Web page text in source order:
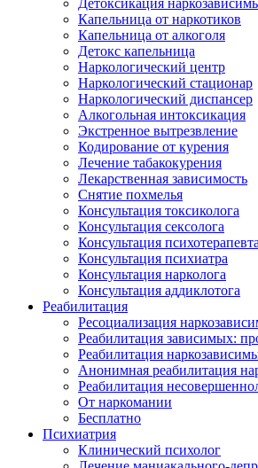
Детоксикация
Капельница от наркотиков
Капельница от алкоголя
Детокс капельница
Наркологический центр
Наркологический стационар
Наркологический диспансер
Алкогольная интоксикация
Экстренное вытрезвление
Кодирование от курения
Лечение табакокурения
Лекарственная зависимость
Снятие похмелья
Консультация токсиколога
Консультация сексолога
Консультация психотерапевта
Консультация психиатра
Консультация нарколога
Консультация аддиклотога
Реабилитация
Ресоциализация
Реабилитация зависимых:
Реабилитация
Анонимная реабилитация
Реабилитация
От наркомании
Бесплатно
Психиатрия
Клинический психолог